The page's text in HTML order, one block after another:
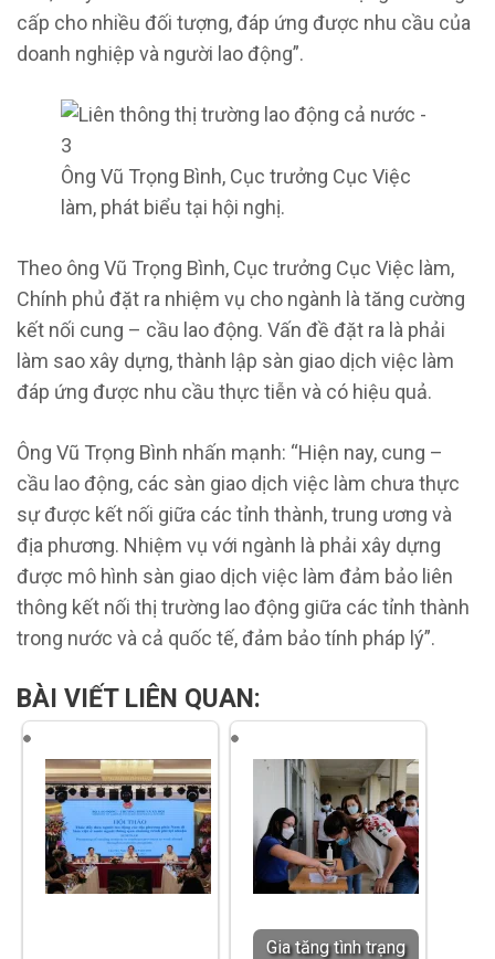
cấp cho nhiều đối tượng, đáp ứng được nhu cầu của
doanh nghiệp và người lao động”.
Ông Vũ Trọng Bình, Cục trưởng Cục Việc
làm, phát biểu tại hội nghị.
Theo ông Vũ Trọng Bình, Cục trưởng Cục Việc làm,
Chính phủ đặt ra nhiệm vụ cho ngành là tăng cường
kết nối cung – cầu lao động. Vấn đề đặt ra là phải
làm sao xây dựng, thành lập sàn giao dịch việc làm
đáp ứng được nhu cầu thực tiễn và có hiệu quả.
Ông Vũ Trọng Bình nhấn mạnh: “Hiện nay, cung –
cầu lao động, các sàn giao dịch việc làm chưa thực
sự được kết nối giữa các tỉnh thành, trung ương và
địa phương. Nhiệm vụ với ngành là phải xây dựng
được mô hình sàn giao dịch việc làm đảm bảo liên
thông kết nối thị trường lao động giữa các tỉnh thành
trong nước và cả quốc tế, đảm bảo tính pháp lý”.
BÀI VIẾT LIÊN QUAN:
Gia tăng tình trạng